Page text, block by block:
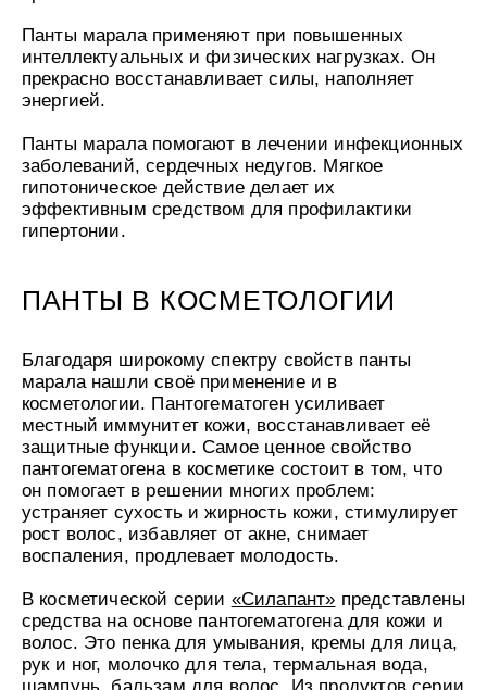
Панты марала применяют при повышенных
интеллектуальных и физических нагрузках. Он
прекрасно восстанавливает силы, наполняет
энергией.
Панты марала помогают в лечении инфекционных
заболеваний, сердечных недугов. Мягкое
гипотоническое действие делает их
эффективным средством для профилактики
гипертонии.
ПАНТЫ В КОСМЕТОЛОГИИ
Благодаря широкому спектру свойств панты
марала нашли своё применение и в
косметологии. Пантогематоген усиливает
местный иммунитет кожи, восстанавливает её
защитные функции. Самое ценное свойство
пантогематогена в косметике состоит в том, что
он помогает в решении многих проблем:
устраняет сухость и жирность кожи, стимулирует
рост волос, избавляет от акне, снимает
воспаления, продлевает молодость.
В косметической серии «Силапант» представлены
средства на основе пантогематогена для кожи и
волос. Это пенка для умывания, кремы для лица,
рук и ног, молочко для тела, термальная вода,
шампунь, бальзам для волос. Из продуктов серии